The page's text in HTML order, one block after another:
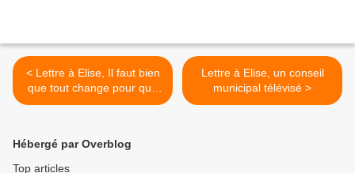
< Lettre à Elise, Il faut bien
que tout change pour que
rien ne change
Lettre à Elise, un conseil
municipal télévisé >
Hébergé par Overblog
Top articles